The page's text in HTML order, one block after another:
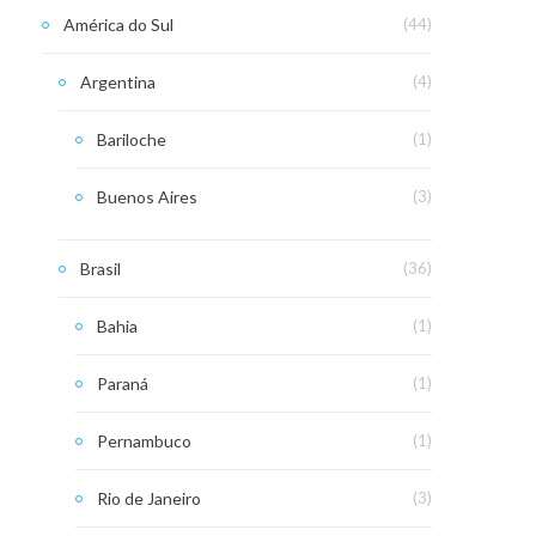
América do Sul (44)
Argentina (4)
Bariloche (1)
Buenos Aires (3)
Brasil (36)
Bahia (1)
Paraná (1)
Pernambuco (1)
Rio de Janeiro (3)